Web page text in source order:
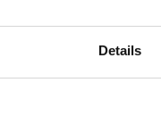
Details